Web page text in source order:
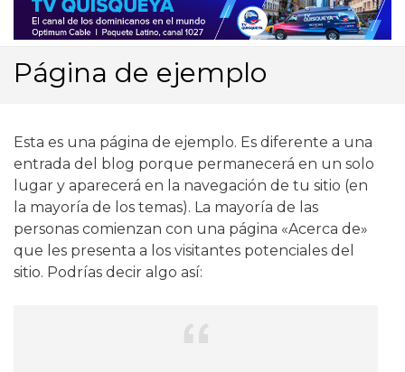
Página de ejemplo
Esta es una página de ejemplo. Es diferente a una
entrada del blog porque permanecerá en un solo
lugar y aparecerá en la navegación de tu sitio (en
la mayoría de los temas). La mayoría de las
personas comienzan con una página «Acerca de»
que les presenta a los visitantes potenciales del
sitio. Podrías decir algo así: